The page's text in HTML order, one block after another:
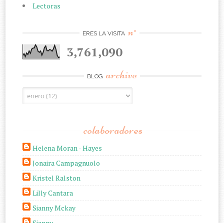
Lectoras
ERES LA VISITA n°
3,761,090
BLOG archive
colaboradores
Helena Moran - Hayes
Jonaira Campagnuolo
Kristel Ralston
Lilly Cantara
Sianny Mckay